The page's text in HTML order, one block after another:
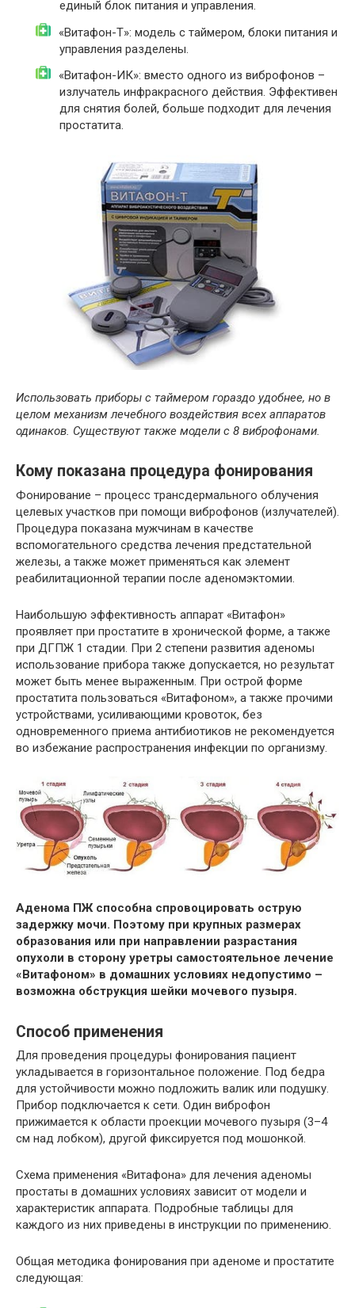
единый блок питания и управления.
«Витафон-Т»: модель с таймером, блоки питания и
управления разделены.
«Витафон-ИК»: вместо одного из виброфонов –
излучатель инфракрасного действия. Эффективен
для снятия болей, больше подходит для лечения
простатита.
Использовать приборы с таймером гораздо удобнее, но в
целом механизм лечебного воздействия всех аппаратов
одинаков. Существуют также модели с 8 виброфонами.
Кому показана процедура фонирования
Фонирование – процесс трансдермального облучения
целевых участков при помощи виброфонов (излучателей).
Процедура показана мужчинам в качестве
вспомогательного средства лечения предстательной
железы, а также может применяться как элемент
реабилитационной терапии после аденомэктомии.
Наибольшую эффективность аппарат «Витафон»
проявляет при простатите в хронической форме, а также
при ДГПЖ 1 стадии. При 2 степени развития аденомы
использование прибора также допускается, но результат
может быть менее выраженным. При острой форме
простатита пользоваться «Витафоном», а также прочими
устройствами, усиливающими кровоток, без
одновременного приема антибиотиков не рекомендуется
во избежание распространения инфекции по организму.
Аденома ПЖ способна спровоцировать острую
задержку мочи. Поэтому при крупных размерах
образования или при направлении разрастания
опухоли в сторону уретры самостоятельное лечение
«Витафоном» в домашних условиях недопустимо –
возможна обструкция шейки мочевого пузыря.
Способ применения
Для проведения процедуры фонирования пациент
укладывается в горизонтальное положение. Под бедра
для устойчивости можно подложить валик или подушку.
Прибор подключается к сети. Один виброфон
прижимается к области проекции мочевого пузыря (3–4
см над лобком), другой фиксируется под мошонкой.
Схема применения «Витафона» для лечения аденомы
простаты в домашних условиях зависит от модели и
характеристик аппарата. Подробные таблицы для
каждого из них приведены в инструкции по применению.
Общая методика фонирования при аденоме и простатите
следующая: